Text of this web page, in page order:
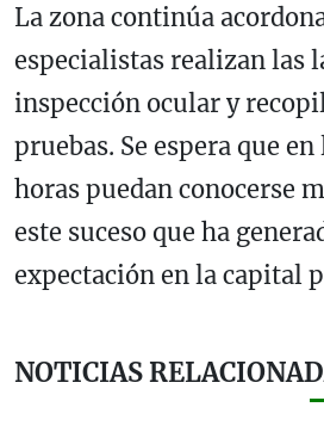
La zona continúa
especialistas realizan las
inspección ocular y
pruebas. Se espera que
horas puedan conocerse
este suceso que ha
expectación en la capital
NOTICIAS